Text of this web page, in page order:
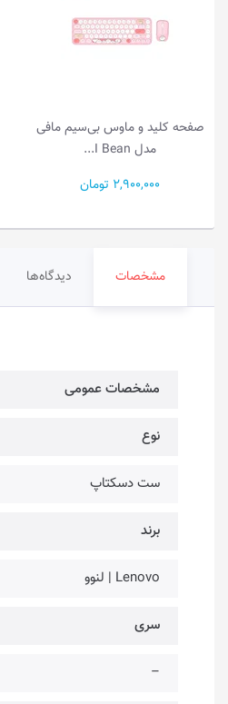
صفحه کلید و ماوس بی‌سیم مافی
مدل I Bean...
2,900,000 تومان
مشخصات دیدگاه‌ها
مشخصات عمومی
نوع
ست دسکتاپ
برند
Lenovo | لنوو
سری
–